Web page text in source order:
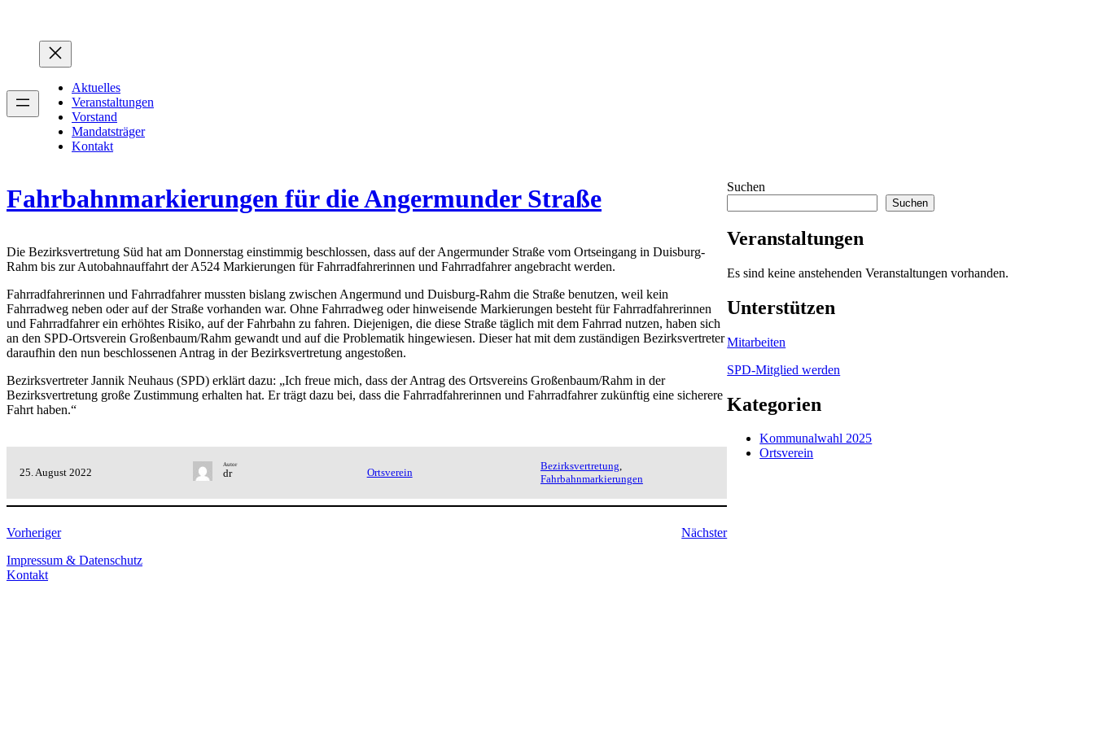
springen
Aktuelles
Veranstaltungen
Vorstand
Mandatsträger
Kontakt
Fahrbahnmarkierungen für die Angermunder Straße
Die Bezirksvertretung Süd hat am Donnerstag einstimmig beschlossen, dass auf der Angermunder Straße vom Ortseingang in Duisburg-
Rahm bis zur Autobahnauffahrt der A524 Markierungen für Fahrradfahrerinnen und Fahrradfahrer angebracht werden.
Fahrradfahrerinnen und Fahrradfahrer mussten bislang zwischen Angermund und Duisburg-Rahm die Straße benutzen, weil kein
Fahrradweg neben oder auf der Straße vorhanden war. Ohne Fahrradweg oder hinweisende Markierungen besteht für Fahrradfahrerinnen
und Fahrradfahrer ein erhöhtes Risiko, auf der Fahrbahn zu fahren. Diejenigen, die diese Straße täglich mit dem Fahrrad nutzen, haben sich
an den SPD-Ortsverein Großenbaum/Rahm gewandt und auf die Problematik hingewiesen. Dieser hat mit dem zuständigen Bezirksvertreter
daraufhin den nun beschlossenen Antrag in der Bezirksvertretung angestoßen.
Bezirksvertreter Jannik Neuhaus (SPD) erklärt dazu: „Ich freue mich, dass der Antrag des Ortsvereins Großenbaum/Rahm in der
Bezirksvertretung große Zustimmung erhalten hat. Er trägt dazu bei, dass die Fahrradfahrerinnen und Fahrradfahrer zukünftig eine sicherere
Fahrt haben.“
25. August 2022
Autor
dr Ortsverein
Bezirksvertretung
Fahrbahnmarkierungen
Vorheriger Nächster
Suchen
Suchen
Veranstaltungen
Es sind keine anstehenden Veranstaltungen vorhanden.
Unterstützen
Mitarbeiten
SPD-Mitglied werden
Kategorien
Kommunalwahl 2025
Ortsverein
Impressum & Datenschutz
Kontakt